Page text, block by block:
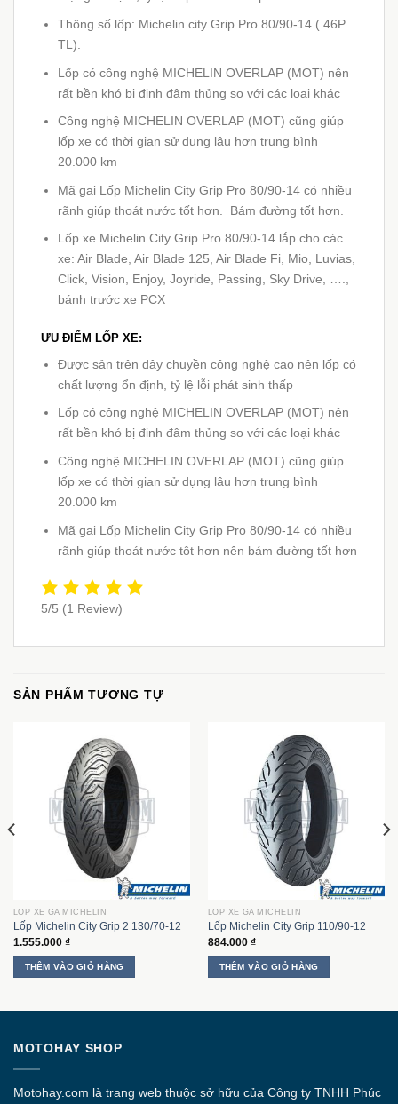
Thông số lốp: Michelin city Grip Pro 80/90-14 ( 46P
TL).
Lốp có công nghệ MICHELIN OVERLAP (MOT) nên
rất bền khó bị đinh đâm thủng so với các loại khác
Công nghệ MICHELIN OVERLAP (MOT) cũng giúp
lốp xe có thời gian sử dụng lâu hơn trung bình
20.000 km
Mã gai Lốp Michelin City Grip Pro 80/90-14 có nhiều
rãnh giúp thoát nước tốt hơn. Bám đường tốt hơn.
Lốp xe Michelin City Grip Pro 80/90-14 lắp cho các
xe: Air Blade, Air Blade 125, Air Blade Fi, Mio, Luvias,
Click, Vision, Enjoy, Joyride, Passing, Sky Drive, ….,
bánh trước xe PCX
ƯU ĐIỂM LỐP XE:
Được sản trên dây chuyền công nghệ cao nên lốp có
chất lượng ổn định, tỷ lệ lỗi phát sinh thấp
Lốp có công nghệ MICHELIN OVERLAP (MOT) nên
rất bền khó bị đinh đâm thủng so với các loại khác
Công nghệ MICHELIN OVERLAP (MOT) cũng giúp
lốp xe có thời gian sử dụng lâu hơn trung bình
20.000 km
Mã gai Lốp Michelin City Grip Pro 80/90-14 có nhiều
rãnh giúp thoát nước tôt hơn nên bám đường tốt hơn
5/5 (1 Review)
SẢN PHẨM TƯƠNG TỰ
LỐP XE GA MICHELIN
Lốp Michelin City Grip 2 130/70-12
1.555.000 ₫
THÊM VÀO GIỎ HÀNG
LỐP XE GA MICHELIN
Lốp Michelin City Grip 110/90-12
884.000 ₫
THÊM VÀO GIỎ HÀNG
MOTOHAY SHOP
Motohay.com là trang web thuộc sở hữu của Công ty TNHH Phúc